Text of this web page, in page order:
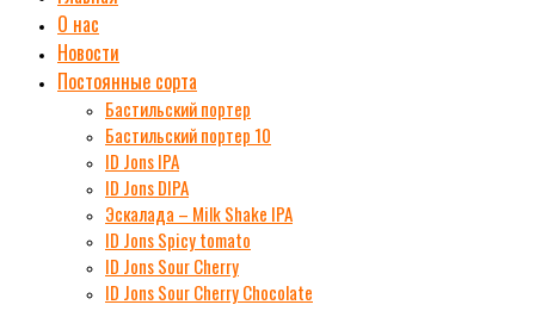
О нас
Новости
Постоянные сорта
Бастильский портер
Бастильский портер 10
ID Jons IPA
ID Jons DIPA
Эскалада – Milk Shake IPA
ID Jons Spicy tomato
ID Jons Sour Cherry
ID Jons Sour Cherry Chocolate